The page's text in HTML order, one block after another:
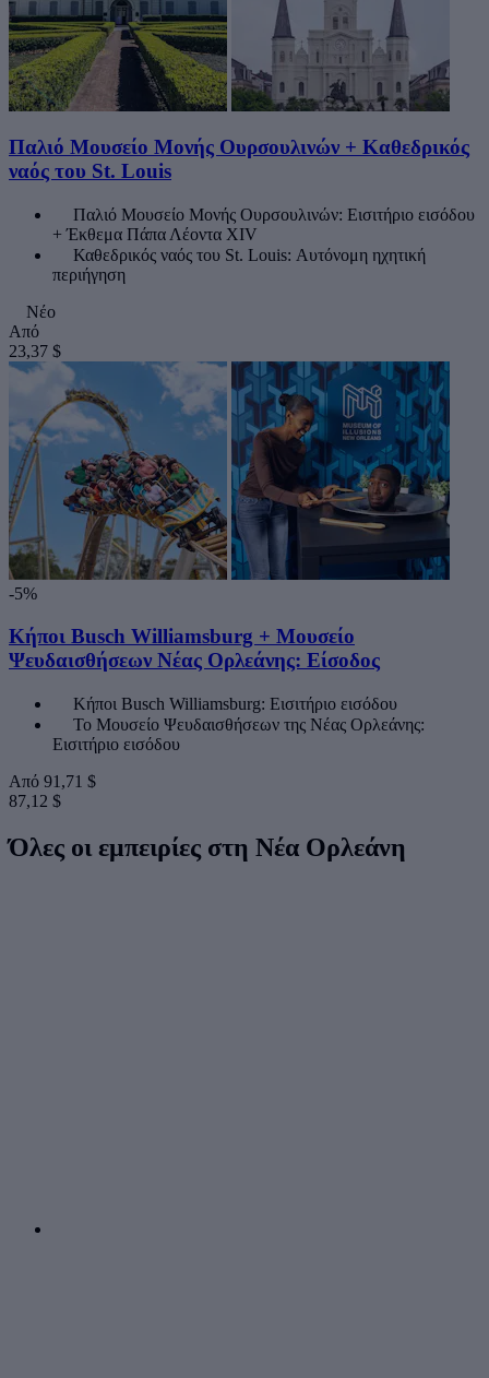
Παλιό Μουσείο Μονής Ουρσουλινών + Καθεδρικός
ναός του St. Louis
Παλιό Μουσείο Μονής Ουρσουλινών: Εισιτήριο εισόδου
+ Έκθεμα Πάπα Λέοντα XIV
Καθεδρικός ναός του St. Louis: Αυτόνομη ηχητική
περιήγηση
Νέο
Από
23,37 $
-5%
Κήποι Busch Williamsburg + Μουσείο
Ψευδαισθήσεων Νέας Ορλεάνης: Είσοδος
Κήποι Busch Williamsburg: Εισιτήριο εισόδου
Το Μουσείο Ψευδαισθήσεων της Νέας Ορλεάνης:
Εισιτήριο εισόδου
Από 91,71 $
87,12 $
Όλες οι εμπειρίες στη Νέα Ορλεάνη